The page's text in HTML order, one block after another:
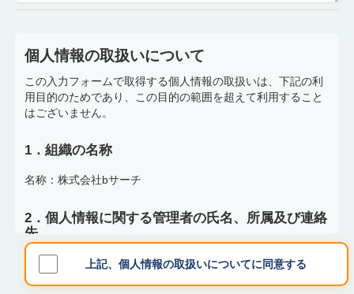
個人情報の取扱いについて
この入力フォームで取得する個人情報の取扱いは、下記の利
用目的のためであり、この目的の範囲を超えて利用すること
はございません。
1．組織の名称
名称：株式会社bサーチ
2．個人情報に関する管理者の氏名、所属及び連絡
先
個人情報保護管理者：江口 一真
所属：株式会社bサーチ
上記、個人情報の取扱いについてに同意する